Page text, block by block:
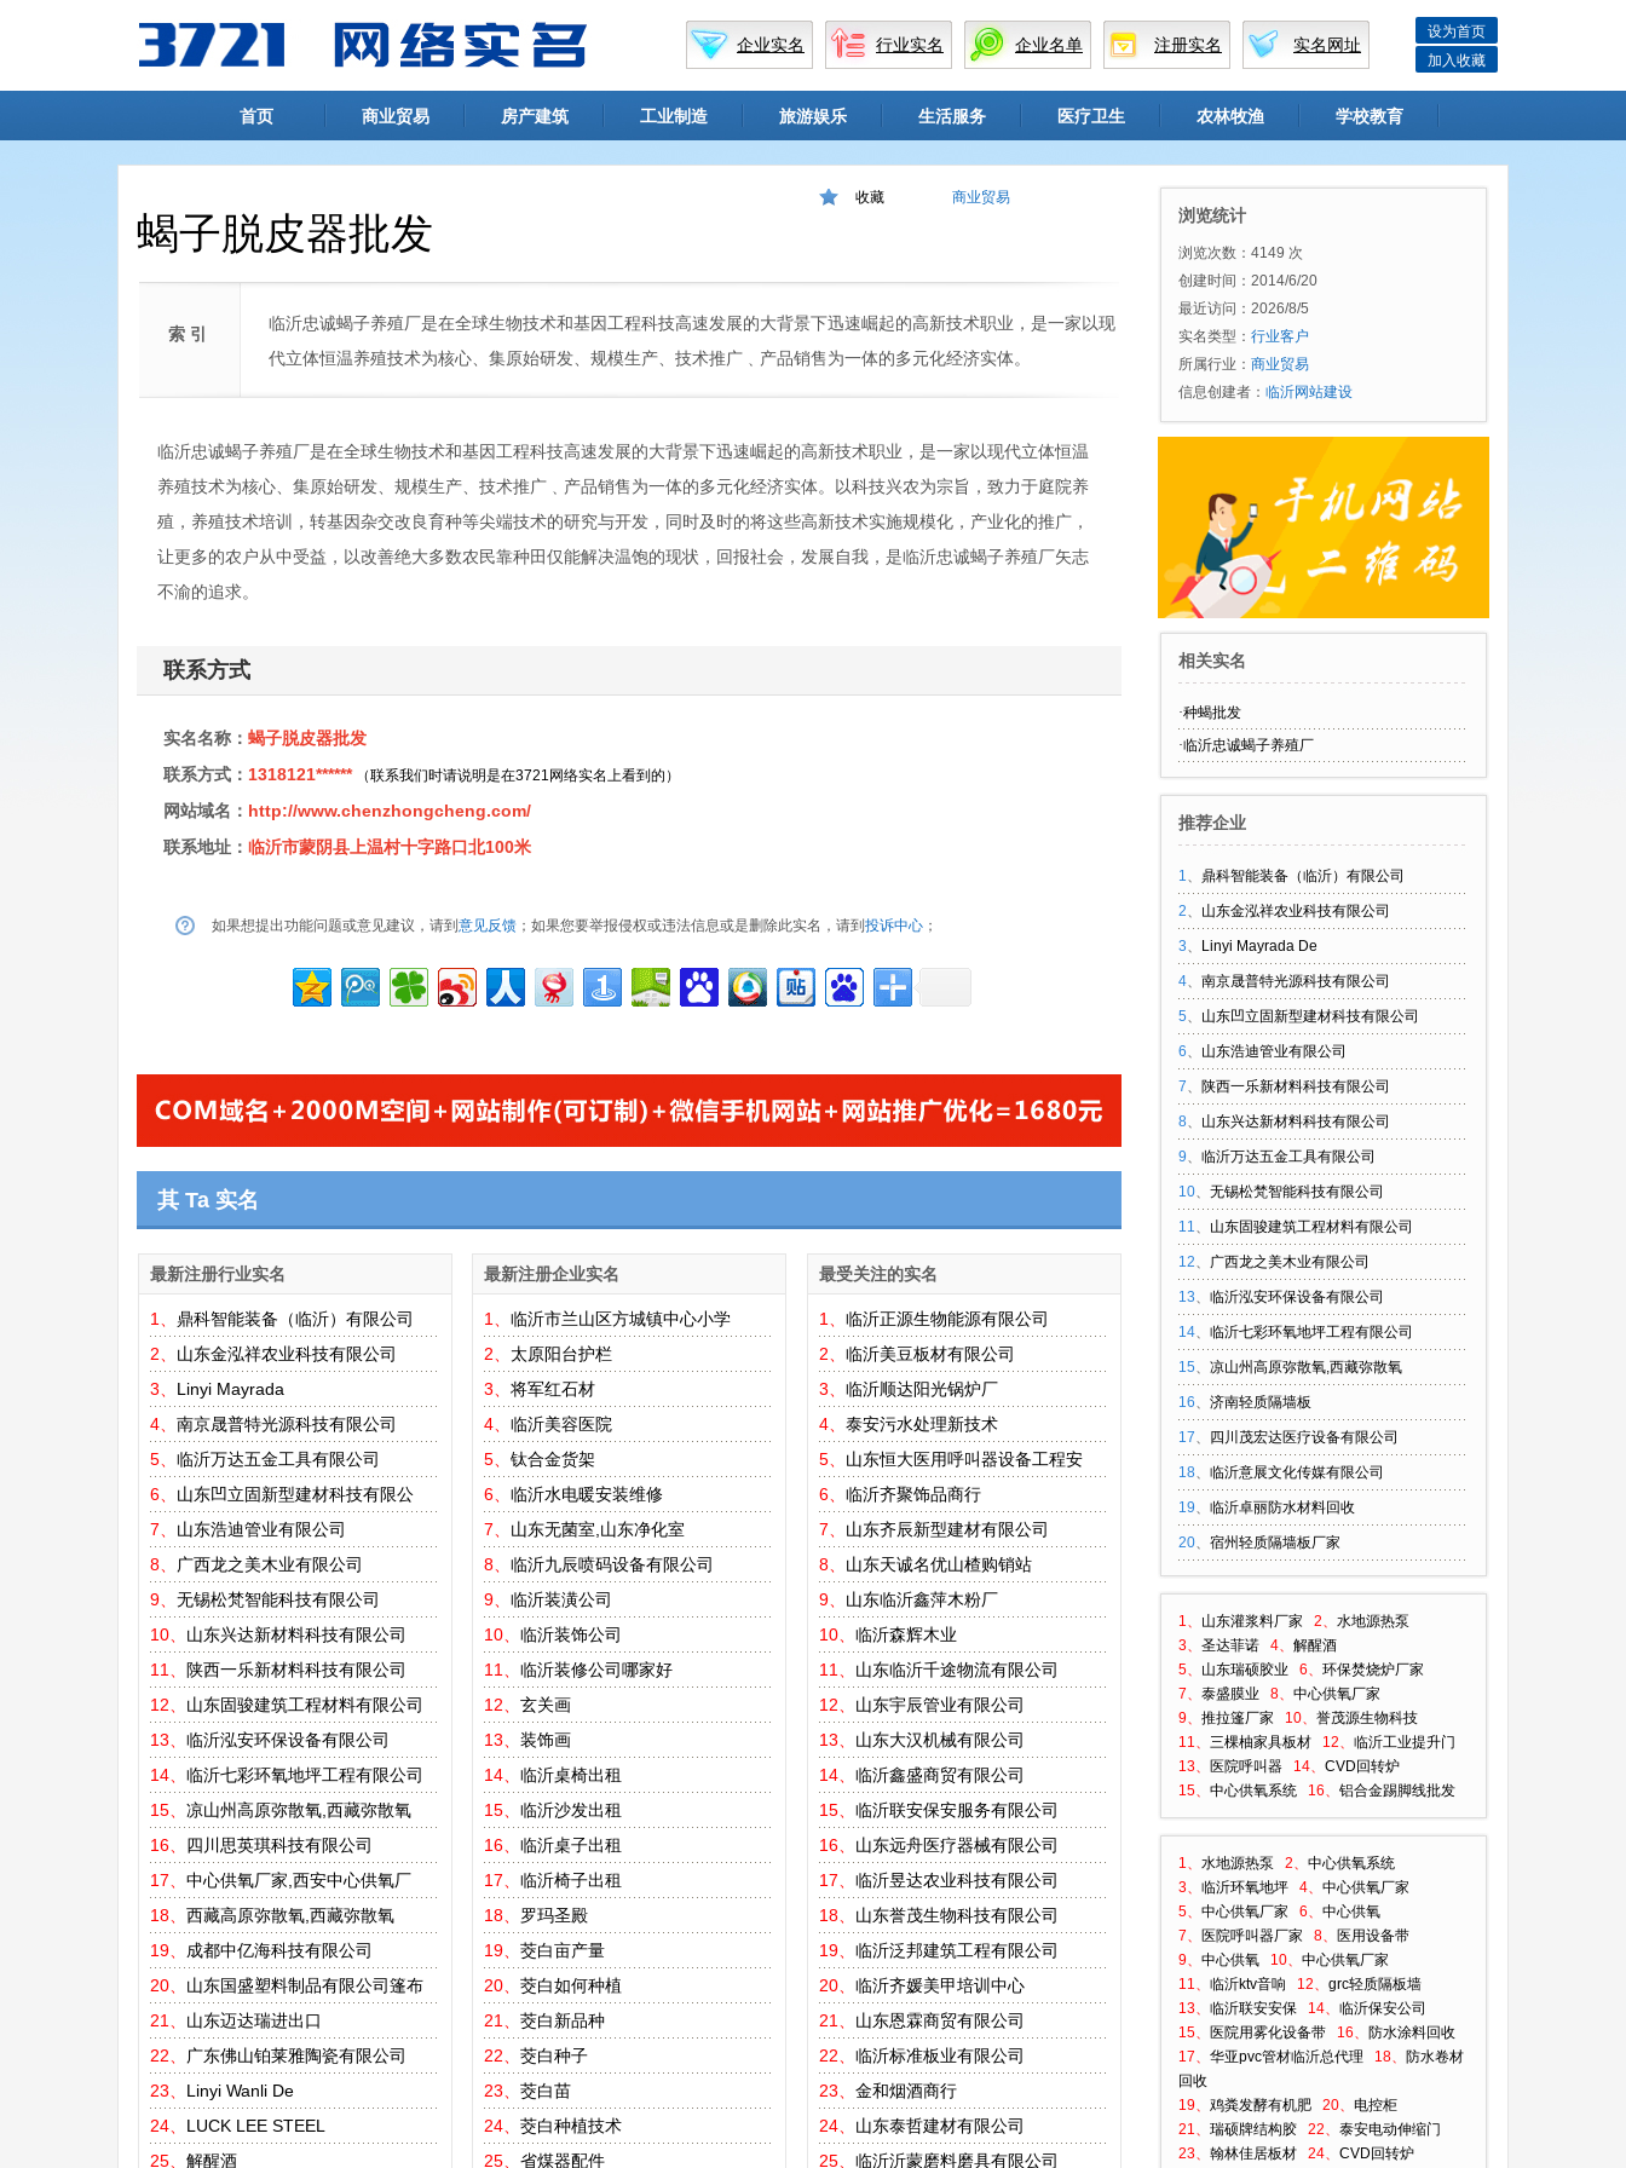
企业实名 行业实名 企业名单 注册实名 实名网址
设为首页
加入收藏
首页 商业贸易 房产建筑 工业制造 旅游娱乐 生活服务 医疗卫生 农林牧渔 学校教育
收藏 商业贸易
蝎子脱皮器批发
索 引
临沂忠诚蝎子养殖厂是在全球生物技术和基因工程科技高速发展的大背景下迅速崛起的高新技术职业，是一家以现
代立体恒温养殖技术为核心、集原始研发、规模生产、技术推广﹑产品销售为一体的多元化经济实体。
临沂忠诚蝎子养殖厂是在全球生物技术和基因工程科技高速发展的大背景下迅速崛起的高新技术职业，是一家以现代立体恒温
养殖技术为核心、集原始研发、规模生产、技术推广﹑产品销售为一体的多元化经济实体。以科技兴农为宗旨，致力于庭院养
殖，养殖技术培训，转基因杂交改良育种等尖端技术的研究与开发，同时及时的将这些高新技术实施规模化，产业化的推广，
让更多的农户从中受益，以改善绝大多数农民靠种田仅能解决温饱的现状，回报社会，发展自我，是临沂忠诚蝎子养殖厂矢志
不渝的追求。
联系方式
实名名称： 蝎子脱皮器批发
联系方式： 1318121******（联系我们时请说明是在3721网络实名上看到的）
网站域名： http://www.chenzhongcheng.com/
联系地址： 临沂市蒙阴县上温村十字路口北100米
如果想提出功能问题或意见建议，请到 意见反馈 ；如果您要举报侵权或违法信息或是删除此实名，请到 投诉中心 ；
其 Ta 实名
最新注册行业实名
1、 鼎科智能装备（临沂）有限公司
2、 山东金泓祥农业科技有限公司
3、 Linyi Mayrada
4、 南京晟普特光源科技有限公司
5、 临沂万达五金工具有限公司
6、 山东凹立固新型建材科技有限公
7、 山东浩迪管业有限公司
8、
广西龙之美木业有限公司
9、 无锡松梵智能科技有限公司
10、 山东兴达新材料科技有限公司
11、
陕西一乐新材料科技有限公司
12、 山东固骏建筑工程材料有限公司
13、 临沂泓安环保设备有限公司
14、 临沂七彩环氧地坪工程有限公司
15、 凉山州高原弥散氧,西藏弥散氧
16、 四川思英琪科技有限公司
17、 中心供氧厂家,西安中心供氧厂
18、 西藏高原弥散氧,西藏弥散氧
19、 成都中亿海科技有限公司
20、 山东国盛塑料制品有限公司篷布
21、 山东迈达瑞进出口
22、
广东佛山铂莱雅陶瓷有限公司
23、 Linyi Wanli De
24、 LUCK LEE STEEL
25、 解醒酒
最新注册企业实名
1、 临沂市兰山区方城镇中心小学
2、 太原阳台护栏
3、 将军红石材
4、 临沂美容医院
5、 钛合金货架
6、 临沂水电暖安装维修
7、 山东无菌室,山东净化室
8、 临沂九辰喷码设备有限公司
9、 临沂装潢公司
10、 临沂装饰公司
11、 临沂装修公司哪家好
12、 玄关画
13、 装饰画
14、 临沂桌椅出租
15、 临沂沙发出租
16、 临沂桌子出租
17、 临沂椅子出租
18、 罗玛圣殿
19、 茭白亩产量
20、 茭白如何种植
21、 茭白新品种
22、 茭白种子
23、 茭白苗
24、 茭白种植技术
25、 省煤器配件
最受关注的实名
1、 临沂正源生物能源有限公司
2、 临沂美豆板材有限公司
3、 临沂顺达阳光锅炉厂
4、 泰安污水处理新技术
5、 山东恒大医用呼叫器设备工程安
6、 临沂齐聚饰品商行
7、 山东齐辰新型建材有限公司
8、 山东天诚名优山楂购销站
9、 山东临沂鑫萍木粉厂
10、 临沂森辉木业
11、 山东临沂千途物流有限公司
12、 山东宇辰管业有限公司
13、 山东大汉机械有限公司
14、 临沂鑫盛商贸有限公司
15、 临沂联安保安服务有限公司
16、 山东远舟医疗器械有限公司
17、 临沂昱达农业科技有限公司
18、 山东誉茂生物科技有限公司
19、 临沂泛邦建筑工程有限公司
20、 临沂齐媛美甲培训中心
21、 山东恩霖商贸有限公司
22、 临沂标准板业有限公司
23、 金和烟酒商行
24、 山东泰哲建材有限公司
25、 临沂沂蒙磨料磨具有限公司
浏览统计
浏览次数：4149 次
创建时间：2014/6/20
最近访问：2026/8/5
实名类型： 行业客户
所属行业： 商业贸易
信息创建者： 临沂网站建设
相关实名
·种蝎批发
·临沂忠诚蝎子养殖厂
推荐企业
1、 鼎科智能装备（临沂）有限公司
2、 山东金泓祥农业科技有限公司
3、 Linyi Mayrada De
4、 南京晟普特光源科技有限公司
5、 山东凹立固新型建材科技有限公司
6、 山东浩迪管业有限公司
7、 陕西一乐新材料科技有限公司
8、 山东兴达新材料科技有限公司
9、 临沂万达五金工具有限公司
10、 无锡松梵智能科技有限公司
11、 山东固骏建筑工程材料有限公司
12、 广西龙之美木业有限公司
13、 临沂泓安环保设备有限公司
14、 临沂七彩环氧地坪工程有限公司
15、 凉山州高原弥散氧,西藏弥散氧
16、 济南轻质隔墙板
17、 四川茂宏达医疗设备有限公司
18、 临沂意展文化传媒有限公司
19、 临沂卓丽防水材料回收
20、 宿州轻质隔墙板厂家
1、 山东灌浆料厂家 2、 水地源热泵
3、 圣达菲诺 4、 解醒酒
5、 山东瑞硕胶业 6、 环保焚烧炉厂家
7、 泰盛膜业 8、 中心供氧厂家
9、 推拉篷厂家 10、 誉茂源生物科技
11、 三棵柚家具板材 12、 临沂工业提升门
13、
医院呼叫器 14、 CVD回转炉
15、 中心供氧系统 16、 铝合金踢脚线批发
1、 水地源热泵 2、 中心供氧系统
3、 临沂环氧地坪 4、 中心供氧厂家
5、 中心供氧厂家 6、 中心供氧
7、
医院呼叫器厂家 8、
医用设备带
9、 中心供氧 10、 中心供氧厂家
11、 临沂ktv音响 12、 grc轻质隔板墙
13、 临沂联安安保 14、 临沂保安公司
15、
医院用雾化设备带 16、 防水涂料回收
17、 华亚pvc管材临沂总代理 18、 防水卷材
回收
19、 鸡粪发酵有机肥 20、 电控柜
21、 瑞硕牌结构胶 22、 泰安电动伸缩门
23、 翰林佳居板材 24、 CVD回转炉